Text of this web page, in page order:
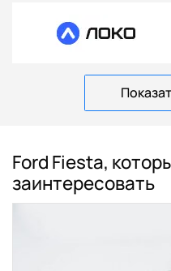
Ford Fiesta,
заинтересовать